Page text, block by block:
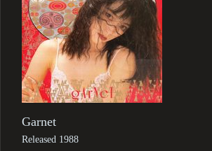
Garnet
Released 1988